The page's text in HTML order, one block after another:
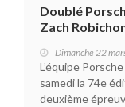
Doublé
Zach
Dimanche 22
L’équipe
samedi la 74e
deuxième